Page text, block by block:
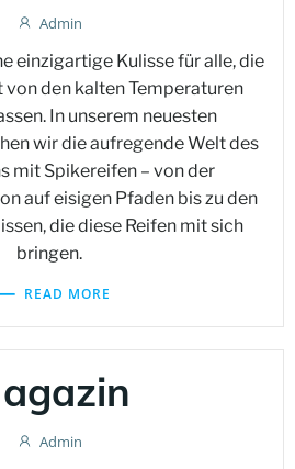
Admin
einzigartige Kulisse für alle, die
von den kalten Temperaturen
In unserem neuesten
wir die aufregende Welt des
mit Spikereifen – von der
auf eisigen Pfaden bis zu den
die diese Reifen mit sich
bringen.
READ MORE
Admin